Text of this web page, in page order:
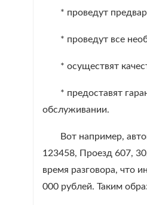
* проведут
* проведут все
* осуществят
* предоставят
обслуживании.
Вот например,
123458, Проезд 607,
время разговора, что
000 рублей. Таким